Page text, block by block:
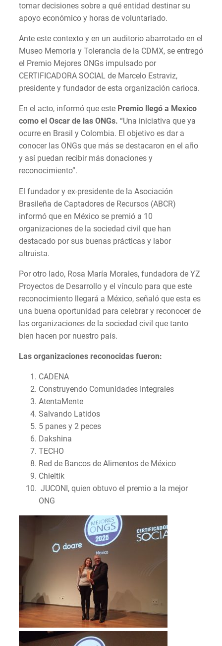
tomar decisiones sobre a qué entidad destinar su
apoyo económico y horas de voluntariado.
Ante este contexto y en un auditorio abarrotado en el
Museo Memoria y Tolerancia de la CDMX, se entregó
el Premio Mejores ONGs impulsado por
CERTIFICADORA SOCIAL de Marcelo Estraviz,
presidente y fundador de esta organización carioca.
En el acto, informó que este Premio l
legó a Mexico
como el Oscar de las ONGs. “Una iniciativa que ya
ocurre en Brasil y Colombia. El objetivo es dar a
conocer las ONGs que más se destacaron en el año
y así puedan recibir más donaciones y
reconocimiento”.
El fundador y ex-presidente de la Asociación
Brasileña de Captadores de Recursos (ABCR)
informó que en México se premió a 10
organizaciones de la sociedad civil que han
destacado por sus buenas prácticas y labor
altruista.
Por otro lado, Rosa María Morales, fundadora de YZ
Proyectos de Desarrollo y el vínculo para que este
reconocimiento llegará a México, señaló que esta es
una buena oportunidad para celebrar y reconocer de
las organizaciones de la sociedad civil que tanto
bien hacen por nuestro país.
Las organizaciones reconocidas fueron:
CADENA
Construyendo Comunidades Integrales
AtentaMente
Salvando Latidos
5 panes y 2 peces
Dakshina
TECHO
Red de Bancos de Alimentos de México
Chieltik
JUCONI, quien obtuvo el premio a la mejor
ONG